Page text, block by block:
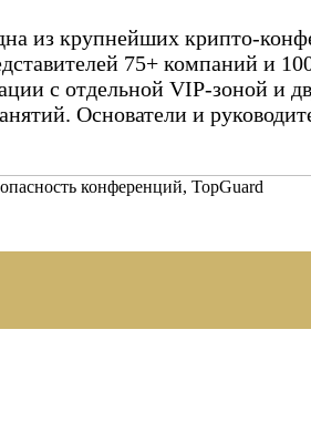
из крупнейших крипто-
75+ компаний и
с отдельной VIP-зоной
Основатели и